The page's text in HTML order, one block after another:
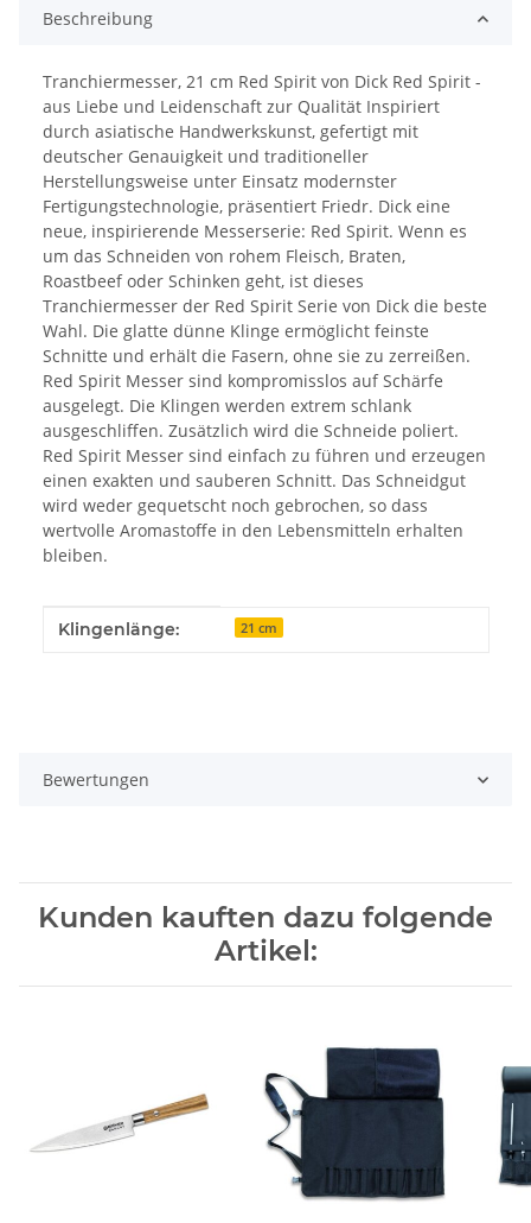
Beschreibung
Tranchiermesser, 21 cm Red Spirit von Dick Red Spirit -
aus Liebe und Leidenschaft zur Qualität Inspiriert
durch asiatische Handwerkskunst, gefertigt mit
deutscher Genauigkeit und traditioneller
Herstellungsweise unter Einsatz modernster
Fertigungstechnologie, präsentiert Friedr. Dick eine
neue, inspirierende Messerserie: Red Spirit. Wenn es
um das Schneiden von rohem Fleisch, Braten,
Roastbeef oder Schinken geht, ist dieses
Tranchiermesser der Red Spirit Serie von Dick die beste
Wahl. Die glatte dünne Klinge ermöglicht feinste
Schnitte und erhält die Fasern, ohne sie zu zerreißen.
Red Spirit Messer sind kompromisslos auf Schärfe
ausgelegt. Die Klingen werden extrem schlank
ausgeschliffen. Zusätzlich wird die Schneide poliert.
Red Spirit Messer sind einfach zu führen und erzeugen
einen exakten und sauberen Schnitt. Das Schneidgut
wird weder gequetscht noch gebrochen, so dass
wertvolle Aromastoffe in den Lebensmitteln erhalten
bleiben.
Produkteigenschaft
Wert
Klingenlänge: 21 cm
Bewertungen
Kunden kauften dazu folgende
Artikel: